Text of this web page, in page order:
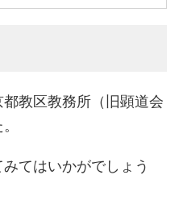
教区教務所（旧顕道会
てはいかがでしょう